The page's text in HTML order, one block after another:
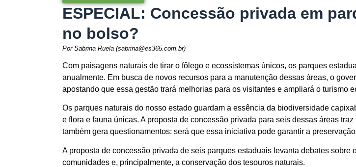
ESPECIAL: Concessão privada em
no bolso?
Por Sabrina Ruela (sabrina@es365.com.br)
Com paisagens naturais de tirar o fôlego e ecossistemas únicos, os parques
anualmente. Em busca de novos recursos para a manutenção dessas áreas, o
apostando que essa gestão trará melhorias para os visitantes e ampliará o turismo
Os parques naturais do nosso estado guardam a essência da biodiversidade
e flora e fauna únicas. A proposta de concessão privada para seis dessas áreas
também gera questionamentos: será que essa iniciativa pode garantir a
A proposta de concessão privada de seis parques estaduais levanta debates
comunidades e, principalmente, a conservação dos tesouros naturais.